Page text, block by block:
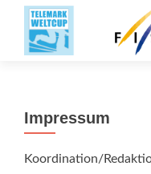
Impressum
Koordination/